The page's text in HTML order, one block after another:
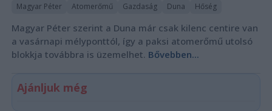
Magyar Péter Atomerőmű Gazdaság Duna Hőség
Magyar Péter szerint a Duna már csak kilenc centire van
a vasárnapi mélyponttól, így a paksi atomerőmű utolsó
blokkja továbbra is üzemelhet. Bővebben...
Ajánljuk még